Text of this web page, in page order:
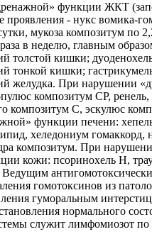
функции ЖКТ
проявления - нукс вомика-
мукоза композитум по
в неделю, главным
толстой кишки;
тонкой кишки;
желудка. При нарушении
композитум СР, ренель,
композитум С, эскулюс
функции печени:
хеледониум гомаккорд,
композитум. При
кожи: псоринохель Н,
Ведущим
гомотоксинов из
гуморальным
нормального
служит лимфомиозот по